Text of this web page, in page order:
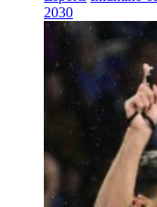
2030